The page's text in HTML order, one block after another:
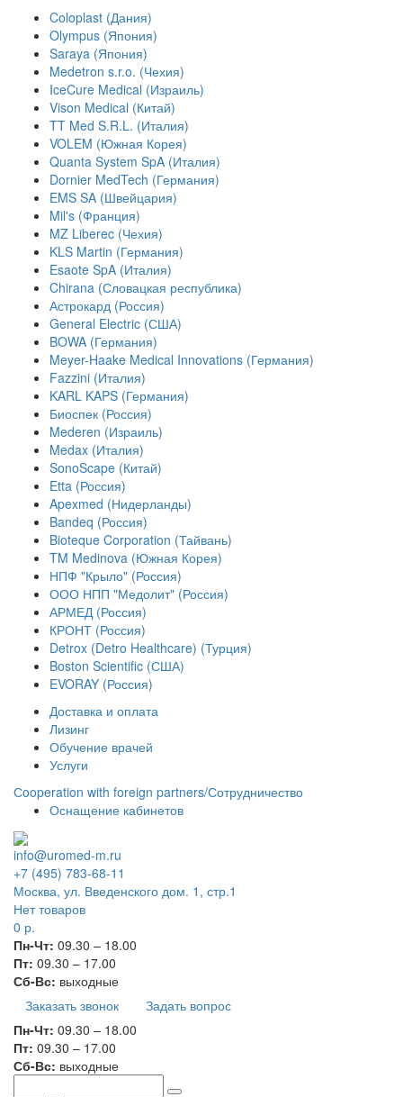
Coloplast (Дания)
Olympus (Япония)
Saraya (Япония)
Medetron s.r.o. (Чехия)
IceCure Medical (Израиль)
Vison Medical (Китай)
TT Med S.R.L. (Италия)
VOLEM (Южная Корея)
Quanta System SpA (Италия)
Dornier MedTech (Германия)
EMS SA (Швейцария)
Mil's (Франция)
MZ Liberec (Чехия)
KLS Martin (Германия)
Esaote SpA (Италия)
Chirana (Словацкая республика)
Астрокард (Россия)
General Electric (США)
BOWA (Германия)
Meyer-Haake Medical Innovations (Германия)
Fazzini (Италия)
KARL KAPS (Германия)
Биоспек (Россия)
Mederen (Израиль)
Medax (Италия)
SonoScape (Китай)
Etta (Россия)
Apexmed (Нидерланды)
Bandeq (Россия)
Bioteque Corporation (Тайвань)
TM Medinova (Южная Корея)
НПФ "Крыло" (Россия)
ООО НПП "Медолит" (Россия)
АРМЕД (Россия)
КРОНТ (Россия)
Detrox (Detro Healthcare) (Турция)
Boston Scientific (США)
EVORAY (Россия)
Доставка и оплата
Лизинг
Обучение врачей
Услуги
Сooperation with foreign partners/Сотрудничество
Оснащение кабинетов
info@uromed-m.ru
+7 (495) 783-68-11
Москва, ул. Введенского дом. 1, стр.1
Нет товаров
0 р.
Пн-Чт: 09.30 – 18.00
Пт: 09.30 – 17.00
Сб-Вс: выходные
Заказать звонок
Задать вопрос
Пн-Чт: 09.30 – 18.00
Пт: 09.30 – 17.00
Сб-Вс: выходные